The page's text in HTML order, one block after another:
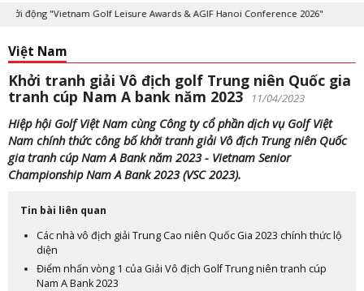
"Vietnam Golf Leisure Awards & AGIF Hanoi Conference 2026"
Việt Nam
Khởi tranh giải Vô địch golf Trung niên Quốc gia
tranh cúp Nam A bank năm 2023
11/04/2023
Hiệp hội Golf Việt Nam cùng Công ty cổ phần dịch vụ Golf Việt
Nam chính thức công bố khởi tranh giải Vô địch Trung niên Quốc
gia tranh cúp Nam A Bank năm 2023 - Vietnam Senior
Championship Nam A Bank 2023 (VSC 2023).
Tin bài liên quan
Các nhà vô địch giải Trung Cao niên Quốc Gia 2023 chính thức lộ
diện
Điểm nhấn vòng 1 của Giải Vô địch Golf Trung niên tranh cúp
Nam A Bank 2023